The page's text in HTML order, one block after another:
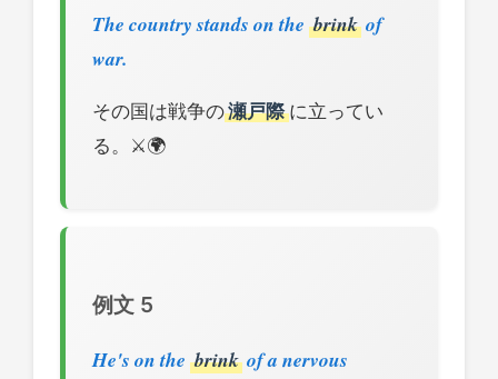
The country stands on the brink of
war.
その国は戦争の瀬戸際に立ってい
る。⚔️🌍
例文 5
He's on the brink of a nervous